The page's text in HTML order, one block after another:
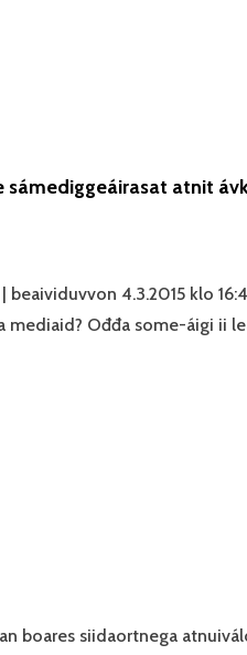
atnit
beaividuvvon 4.3.2015 klo
mediaid? Ođđa some-áigi ii
boares siidaortnega